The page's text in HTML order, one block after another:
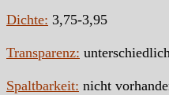
Dichte: 3,75-3,95
Transparenz:
Spaltbarkeit: nicht